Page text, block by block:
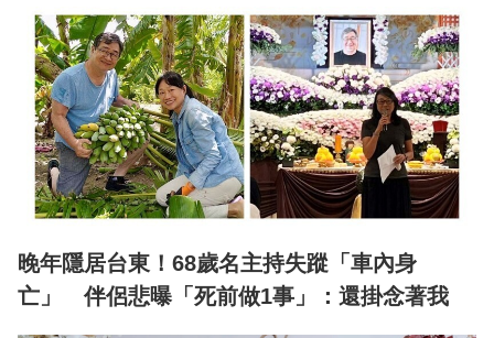
晚年隱居台東！68歲名主持失蹤「車內身
亡」 伴侶悲曝「死前做1事」：還掛念著我